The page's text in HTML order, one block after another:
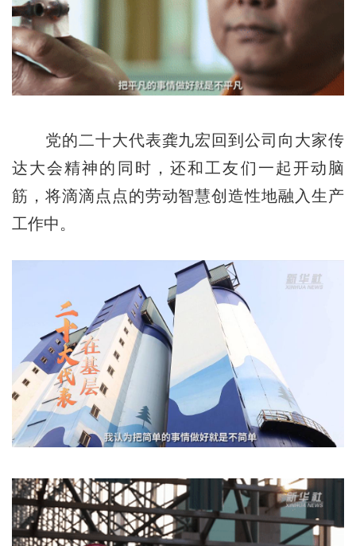
党的二十大代表龚九宏回到公司向大家传
达大会精神的同时，还和工友们一起开动脑
筋，将滴滴点点的劳动智慧创造性地融入生产
工作中。